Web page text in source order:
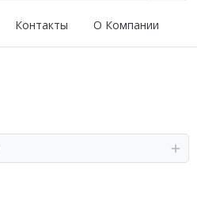
Контакты О Компании